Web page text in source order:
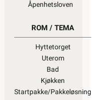
Åpenhetsloven
ROM / TEMA
Hyttetorget
Uterom
Bad
Kjøkken
Startpakke/Pakkeløsning